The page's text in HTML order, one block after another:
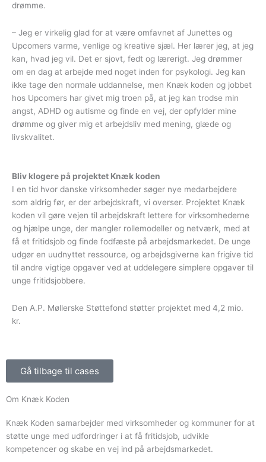
drømme.
– Jeg er virkelig glad for at være omfavnet af Junettes og
Upcomers varme, venlige og kreative sjæl. Her lærer jeg, at jeg
kan, hvad jeg vil. Det er sjovt, fedt og lærerigt. Jeg drømmer
om en dag at arbejde med noget inden for psykologi. Jeg kan
ikke tage den normale uddannelse, men Knæk koden og jobbet
hos Upcomers har givet mig troen på, at jeg kan trodse min
angst, ADHD og autisme og finde en vej, der opfylder mine
drømme og giver mig et arbejdsliv med mening, glæde og
livskvalitet.
Bliv klogere på projektet Knæk koden
I en tid hvor danske virksomheder søger nye medarbejdere
som aldrig før, er der arbejdskraft, vi overser. Projektet Knæk
koden vil gøre vejen til arbejdskraft lettere for virksomhederne
og hjælpe unge, der mangler rollemodeller og netværk, med at
få et fritidsjob og finde fodfæste på arbejdsmarkedet. De unge
udgør en uudnyttet ressource, og arbejdsgiverne kan frigive tid
til andre vigtige opgaver ved at uddelegere simplere opgaver til
unge fritidsjobbere.
Den A.P. Møllerske Støttefond støtter projektet med 4,2 mio.
kr.
Gå tilbage til cases
Om Knæk Koden
Knæk Koden samarbejder med virksomheder og kommuner for at
støtte unge med udfordringer i at få fritidsjob, udvikle
kompetencer og skabe en vej ind på arbejdsmarkedet.